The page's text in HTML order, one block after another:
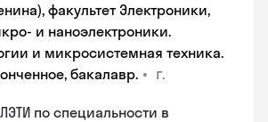
факультет Электроники,
и наноэлектроники.
и микросистемная техника.
бакалавр. • г.
по специальности в